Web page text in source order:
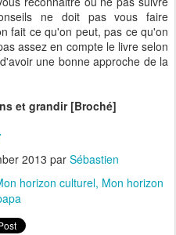
ne doit pas vous faire
fait ce qu'on peut, pas ce qu'on
assez en compte le livre selon
une bonne approche de la
et grandir [Broché]
2013 par Sébastien
horizon culturel Mon horizon